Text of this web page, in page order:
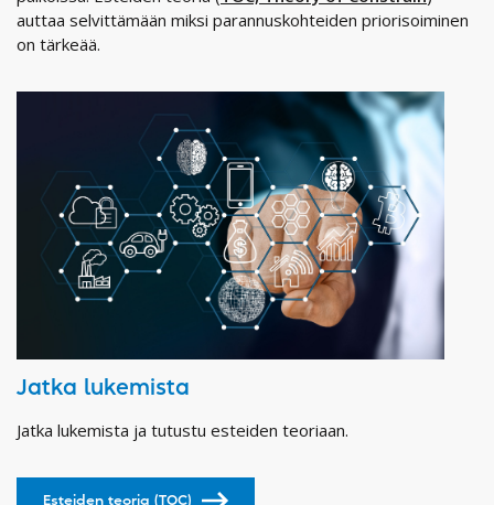
auttaa selvittämään miksi parannuskohteiden priorisoiminen
on tärkeää.
Jatka lukemista
Jatka lukemista ja tutustu esteiden teoriaan.
Esteiden teoria (TOC)